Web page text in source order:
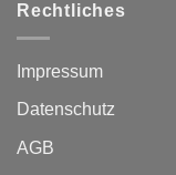
Rechtliches
Impressum
Datenschutz
AGB